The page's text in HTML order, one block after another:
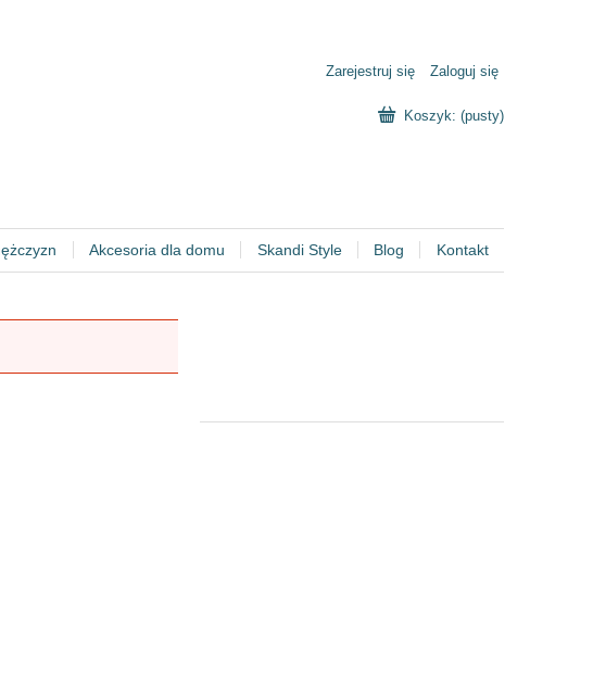
Zarejestruj się Zaloguj się
Koszyk: (pusty)
Akcesoria dla domu Skandi Style Blog Kontakt